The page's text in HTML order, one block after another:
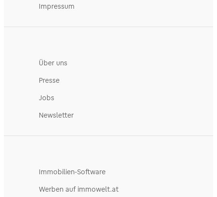
Impressum
Über uns
Presse
Jobs
Newsletter
Immobilien-Software
Werben auf immowelt.at